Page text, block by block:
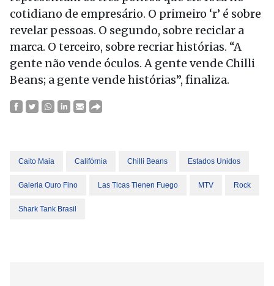
cotidiano de empresário. O primeiro ‘r’ é sobre
revelar pessoas. O segundo, sobre reciclar a
marca. O terceiro, sobre recriar histórias. “A
gente não vende óculos. A gente vende Chilli
Beans; a gente vende histórias”, finaliza.
Caito Maia Califórnia Chilli Beans Estados Unidos
Galeria Ouro Fino Las Ticas Tienen Fuego MTV Rock
Shark Tank Brasil